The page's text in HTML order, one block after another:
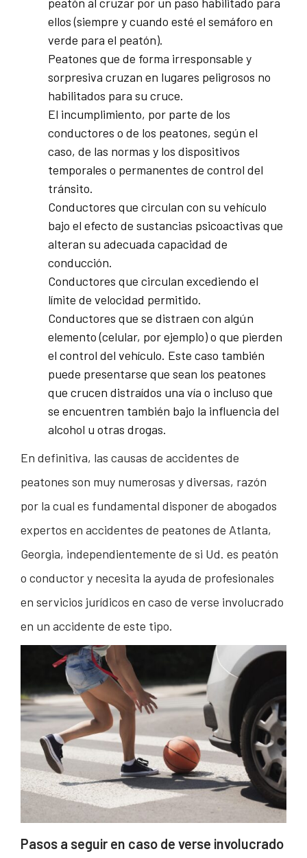
ellos (siempre y cuando esté el semáforo en
verde para el peatón).
Peatones que de forma irresponsable y
sorpresiva cruzan en lugares peligrosos no
habilitados para su cruce.
El incumplimiento, por parte de los
conductores o de los peatones, según el
caso, de las normas y los dispositivos
temporales o permanentes de control del
tránsito.
Conductores que circulan con su vehículo
bajo el efecto de sustancias psicoactivas que
alteran su adecuada capacidad de
conducción.
Conductores que circulan excediendo el
límite de velocidad permitido.
Conductores que se distraen con algún
elemento (celular, por ejemplo) o que pierden
el control del vehículo. Este caso también
puede presentarse que sean los peatones
que crucen distraídos una vía o incluso que
se encuentren también bajo la influencia del
alcohol u otras drogas.
En definitiva, las causas de accidentes de
peatones son muy numerosas y diversas, razón
por la cual es fundamental disponer de abogados
expertos en accidentes de peatones de Atlanta,
Georgia, independientemente de si Ud. es peatón
o conductor y necesita la ayuda de profesionales
en servicios jurídicos en caso de verse involucrado
en un accidente de este tipo.
Pasos a seguir en caso de verse involucrado